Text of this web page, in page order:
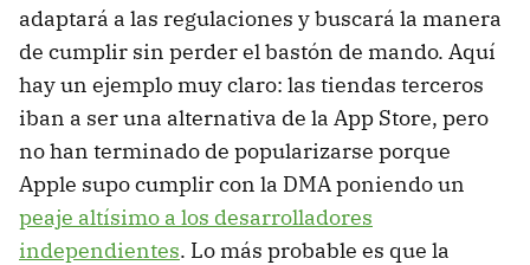
adaptará a las regulaciones y buscará la manera
de cumplir sin perder el bastón de mando. Aquí
hay un ejemplo muy claro: las tiendas terceros
iban a ser una alternativa de la App Store, pero
no han terminado de popularizarse porque
Apple supo cumplir con la DMA poniendo un
peaje altísimo a los desarrolladores
independientes. Lo más probable es que la